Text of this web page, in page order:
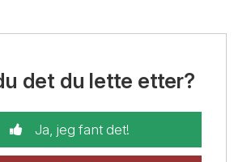
det du lette etter?
Ja, jeg fant det!